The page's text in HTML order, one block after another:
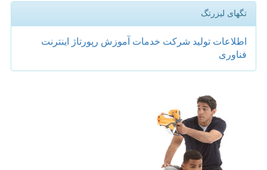
تگهای لیزرتگ
اطلاعات تولید شركت خدمات آموزش رپورتاژ
اینترنت
فناوری